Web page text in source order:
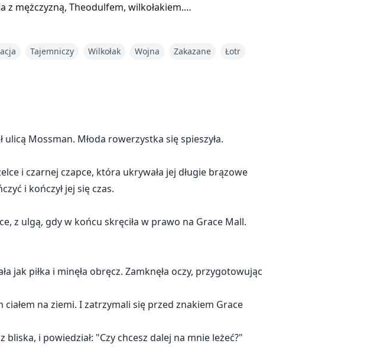
z mężczyzną, Theodulfem, wilkołakiem.
Tajemniczy Wilkołak Wojna Zakazane Łotr
Mossman. Młoda rowerzystka się spieszyła.
i czarnej czapce, która ukrywała jej długie brązowe
i kończył jej się czas.
z ulgą, gdy w końcu skręciła w prawo na Grace Mall.
jak piłka i minęła obręcz. Zamknęła oczy, przygotowując
ciałem na ziemi. I zatrzymali się przed znakiem Grace
i powiedział: "Czy chcesz dalej na mnie leżeć?"